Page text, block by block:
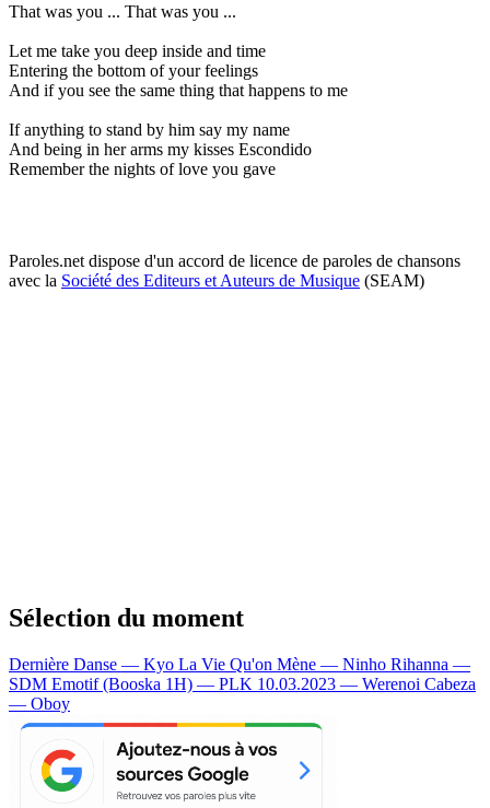
That was you ... That was you ...
Let me take you deep inside and time
Entering the bottom of your feelings
And if you see the same thing that happens to me
If anything to stand by him say my name
And being in her arms my kisses Escondido
Remember the nights of love you gave
Paroles.net dispose d'un accord de licence de paroles de chansons
avec la Société des Editeurs et Auteurs de Musique (SEAM)
Sélection du moment
Dernière Danse — Kyo La Vie Qu'on Mène — Ninho Rihanna —
SDM Emotif (Booska 1H) — PLK 10.03.2023 — Werenoi Cabeza
— Oboy